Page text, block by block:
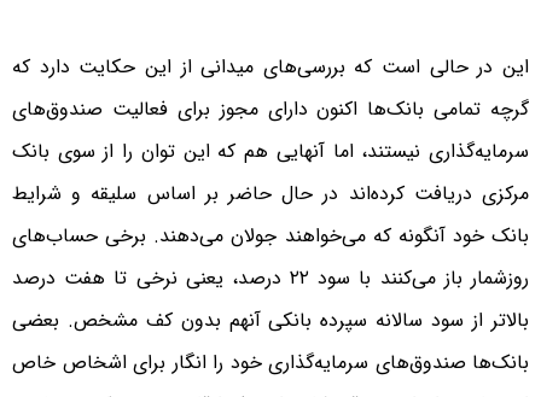
این در حالی است که بررسی‌های میدانی از این حکایت دارد که
گرچه تمامی بانک‌ها اکنون دارای مجوز برای فعالیت صندوق‌های
سرمایه‌گذاری نیستند، اما آنهایی هم که این توان را از سوی بانک
مرکزی دریافت کرده‌اند در حال حاضر بر اساس سلیقه و شرایط
بانک خود آنگونه که می‌خواهند جولان می‌دهند. برخی حساب‌های
روزشمار باز می‌کنند با سود ۲۲ درصد، یعنی نرخی تا هفت درصد
بالاتر از سود سالانه سپرده بانکی آنهم بدون کف مشخص. بعضی
بانک‌ها صندوق‌های سرمایه‌گذاری خود را انگار برای اشخاص خاص